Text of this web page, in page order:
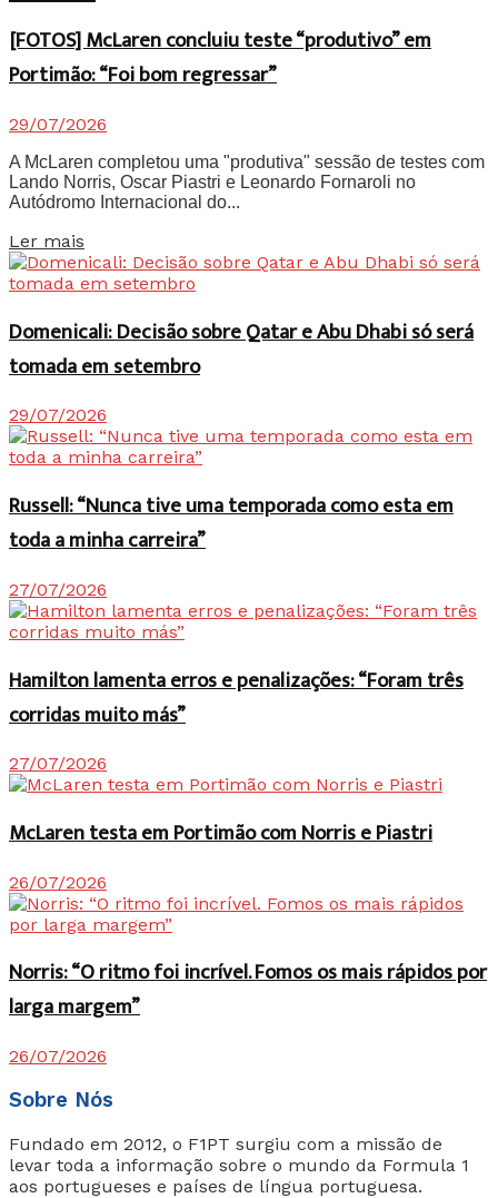
[FOTOS] McLaren concluiu teste “produtivo” em
Portimão: “Foi bom regressar”
29/07/2026
A McLaren completou uma "produtiva" sessão de testes com
Lando Norris, Oscar Piastri e Leonardo Fornaroli no
Autódromo Internacional do...
Ler mais
Domenicali: Decisão sobre Qatar e Abu Dhabi só será
tomada em setembro
29/07/2026
Russell: “Nunca tive uma temporada como esta em
toda a minha carreira”
27/07/2026
Hamilton lamenta erros e penalizações: “Foram três
corridas muito más”
27/07/2026
McLaren testa em Portimão com Norris e Piastri
26/07/2026
Norris: “O ritmo foi incrível. Fomos os mais rápidos por
larga margem”
26/07/2026
Sobre Nós
Fundado em 2012, o F1PT surgiu com a missão de
levar toda a informação sobre o mundo da Formula 1
aos portugueses e países de língua portuguesa.